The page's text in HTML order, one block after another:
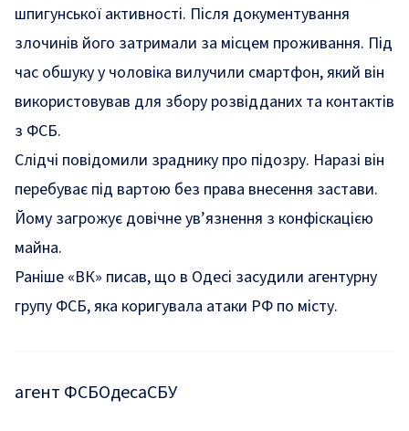
шпигунської активності. Після документування
злочинів його затримали за місцем проживання. Під
час обшуку у чоловіка вилучили смартфон, який він
використовував для збору розвідданих та контактів
з ФСБ.
Слідчі повідомили зраднику про підозру. Наразі він
перебуває під вартою без права внесення застави.
Йому загрожує довічне ув’язнення з конфіскацією
майна.
Раніше «ВК» писав, що в Одесі засудили агентурну
групу ФСБ, яка коригувала атаки РФ по місту.
агент ФСБОдесаСБУ